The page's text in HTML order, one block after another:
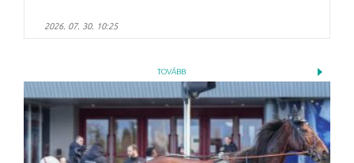
2026. 07. 30. 10:25
TOVÁBB